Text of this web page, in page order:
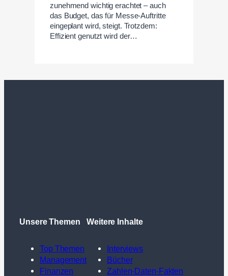
zunehmend wichtig erachtet – auch
das Budget, das für Messe-Auftritte
eingeplant wird, steigt. Trotzdem:
Effizient genutzt wird der…
Unsere Themen
Top Themen
Management
Finanzen
Weitere Inhalte
Interviews
Bücher
Zahlen-Daten-Fakten